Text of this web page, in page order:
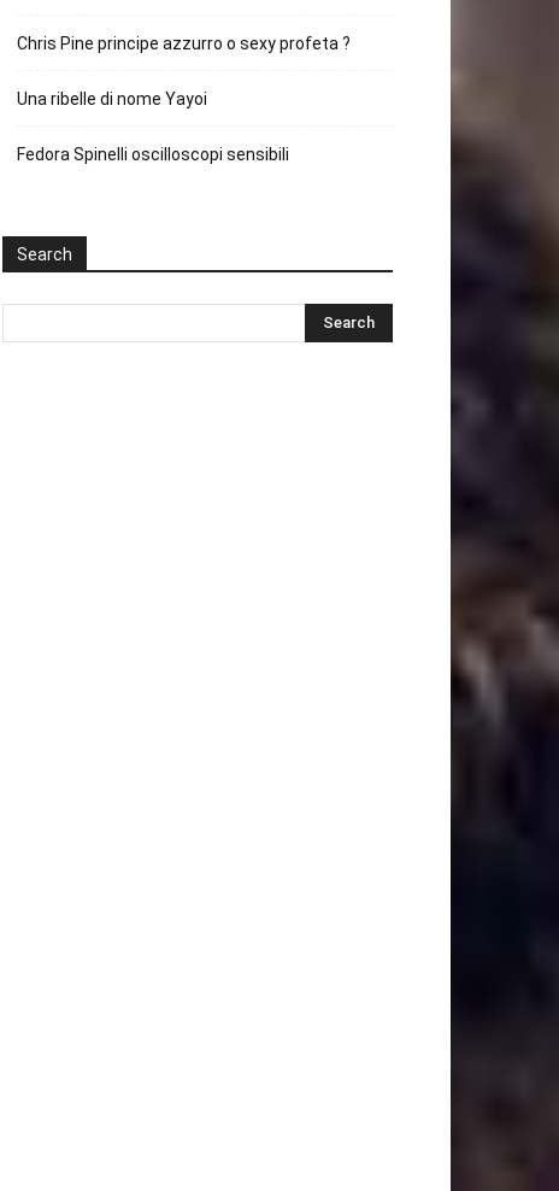
Chris Pine principe azzurro o sexy profeta ?
Una ribelle di nome Yayoi
Fedora Spinelli oscilloscopi sensibili
Search